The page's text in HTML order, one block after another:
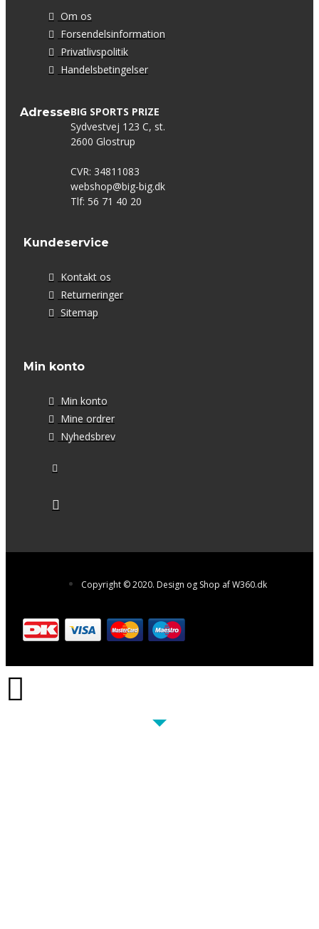
Om os
Forsendelsinformation
Privatlivspolitik
Handelsbetingelser
AdresseBIG SPORTS PRIZE
Sydvestvej 123 C, st.
2600 Glostrup
CVR: 34811083
webshop@big-big.dk
Tlf: 56 71 40 20
Kundeservice
Kontakt os
Returneringer
Sitemap
Min konto
Min konto
Mine ordrer
Nyhedsbrev
Copyright © 2020. Design og Shop af W360.dk